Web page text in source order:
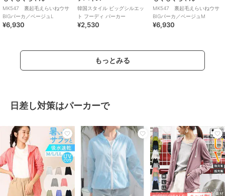
MK547 裏起毛えらいねウサ
BIGパーカ／ベージュL
¥6,930
韓国スタイル ビッグシルエッ
ト フーディ パーカー
¥2,530
MK547 裏起毛えらいねウサ
BIGパーカ／ベージュM
¥6,930
もっとみる
日差し対策はパーカーで